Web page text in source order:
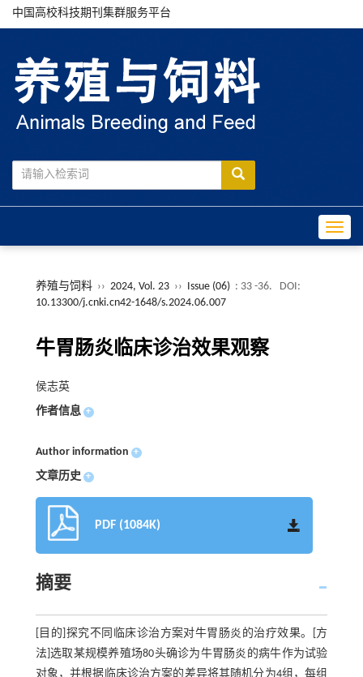
中国高校科技期刊集群服务平台
养殖与饲料 ›› 2024, Vol. 23 ›› Issue (06) : 33 -36.
DOI:
10.13300/j.cnki.cn42-1648/s.2024.06.007
牛胃肠炎临床诊治效果观察
侯志英
作者信息 +
Author information +
文章历史 +
PDF (1084K)
摘要
[目的]探究不同临床诊治方案对牛胃肠炎的治疗效果。[方
法]选取某规模养殖场80头确诊为牛胃肠炎的病牛作为试验
对象，并根据临床诊治方案的差异将其随机分为4组，每组